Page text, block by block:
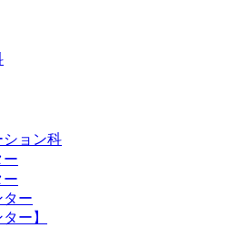
ション科
ー
ー
ター
ー】